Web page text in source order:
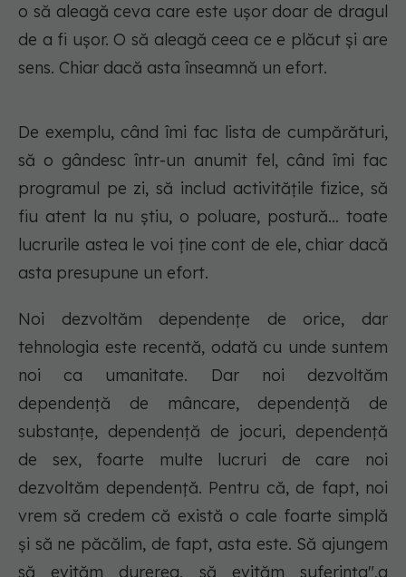
o să aleagă ceva care este ușor doar de dragul
de a fi ușor. O să aleagă ceea ce e plăcut și are
sens. Chiar dacă asta înseamnă un efort.
De exemplu, când îmi fac lista de cumpărături,
să o gândesc într-un anumit fel, când îmi fac
programul pe zi, să includ activitățile fizice, să
fiu atent la nu știu, o poluare, postură... toate
lucrurile astea le voi ține cont de ele, chiar dacă
asta presupune un efort.
Noi dezvoltăm dependențe de orice, dar
tehnologia este recentă, odată cu unde suntem
noi ca umanitate. Dar noi dezvoltăm
dependență de mâncare, dependență de
substanțe, dependență de jocuri, dependență
de sex, foarte multe lucruri de care noi
dezvoltăm dependență. Pentru că, de fapt, noi
vrem să credem că există o cale foarte simplă
și să ne păcălim, de fapt, asta este. Să ajungem
să evităm durerea, să evităm suferința",a